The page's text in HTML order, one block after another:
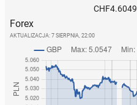
CHF4.6049
Forex
AKTUALIZACJA: 7 SIERPNIA, 22:00